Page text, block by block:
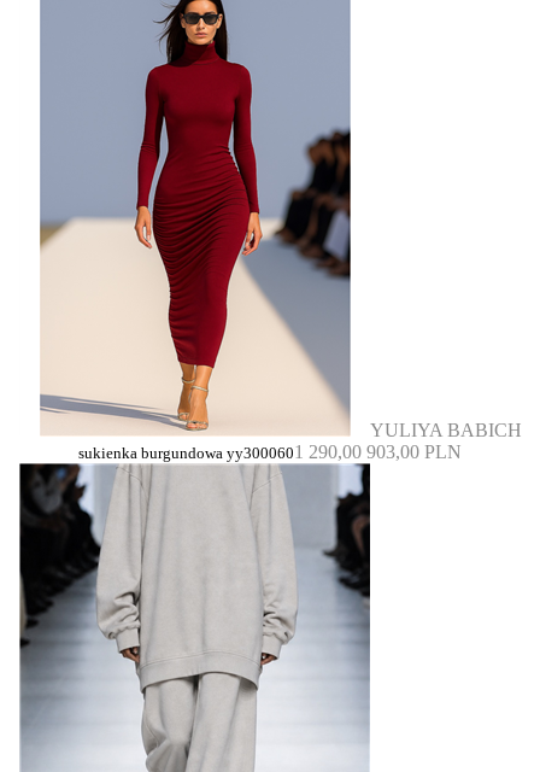
YULIYA BABICH
sukienka burgundowa yy3000601 290,00 903,00 PLN